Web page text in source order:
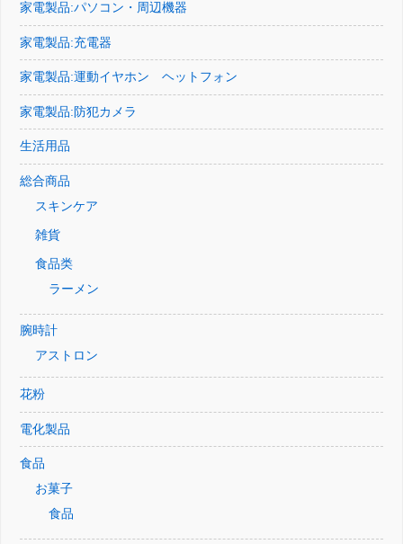
家電製品:パソコン・周辺機器
家電製品:充電器
家電製品:運動イヤホン ヘットフォン
家電製品:防犯カメラ
生活用品
総合商品
スキンケア
雑貨
食品类
ラーメン
腕時計
アストロン
花粉
電化製品
食品
お菓子
食品